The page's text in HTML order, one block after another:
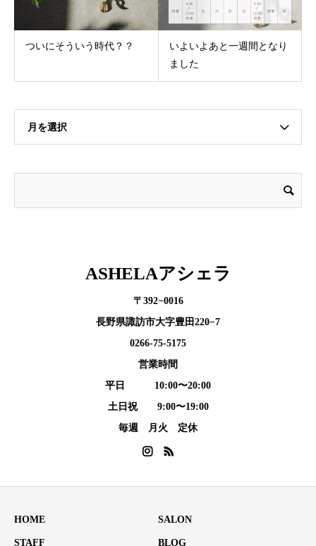
ついにそういう時代？？
いよいよあと一週間となり
ました
月を選択
ASHELAアシェラ
〒392−0016
長野県諏訪市大字豊田220−7
0266-75-5175
営業時間
平日 10:00〜20:00
土日祝 9:00〜19:00
毎週 月火 定休
HOME SALON
STAFF BLOG